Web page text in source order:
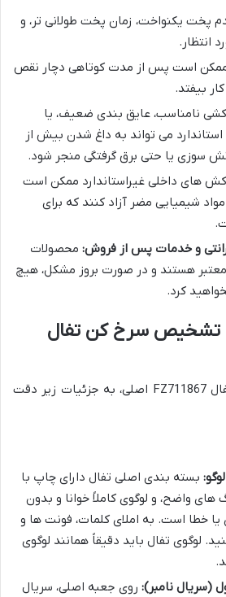
پخت یکنواخت، زمان پخت طولانی تر، و
انتظار.
است پس از مدت کوتاهی دچار نقص
بیفتد.
نامناسب، عایق بندی ضعیف، یا
استاندارد می تواند به داغ شدن بیش از
سوزی یا حتی برق گرفتگی منجر شود.
های داخلی غیراستاندارد ممکن است
شیمیایی مضر آزاد کنند که برای
و خدمات پس از فروش: محصولات
معتبر هستند و در صورت بروز مشکل، هیچ
کرد.
تشخیص سرخ کن تفال
برای تشخیص سرخ کن تفال FZ711867 اصلی، به جزئیات زیر دقت
بسته بندی اصلی تفال دارای چاپ با
های واضح، و لوگوی کاملاً خوانا و بدون
یا خطا است. به املای کلمات، فونت ها و
لوگوی تفال باید دقیقاً همانند لوگوی
(سریال نامبر): روی جعبه اصلی، سریال